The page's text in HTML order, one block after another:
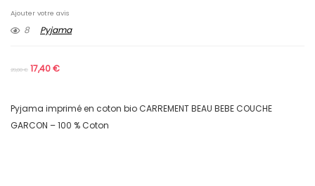
Ajouter votre avis
8 Pyjama
29,00€ 17,40€
Pyjama imprimé en coton bio CARREMENT BEAU BEBE COUCHE
GARCON – 100 % Coton